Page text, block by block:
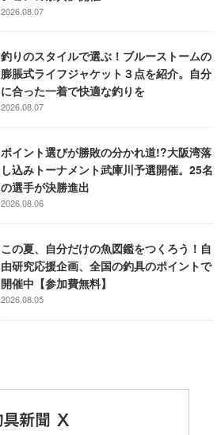
2026.08.07
釣りのスタイルで選ぶ！ブルーストームの
膨脹式ライフジャケット３点を紹介。自分
に合った一着で快適な釣りを
2026.08.07
ポイント選びが勝敗の分かれ道!?大阪湾落
し込みトーナメント武庫川予選開催。25名
の選手が決勝進出
2026.08.06
この夏、自分だけの魚図鑑をつくろう！自
由研究応援企画、全国の釣具のポイントで
開催中【参加費無料】
2026.08.05